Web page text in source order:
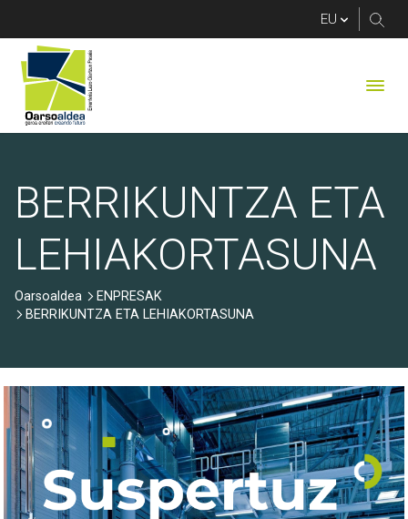
BERRIKUNTZA ETA
LEHIAKORTASUNA
Oarsoaldea
ENPRESAK
BERRIKUNTZA ETA LEHIAKORTASUNA